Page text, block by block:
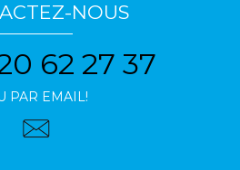
NOUS
62 27 37
PAR EMAIL!